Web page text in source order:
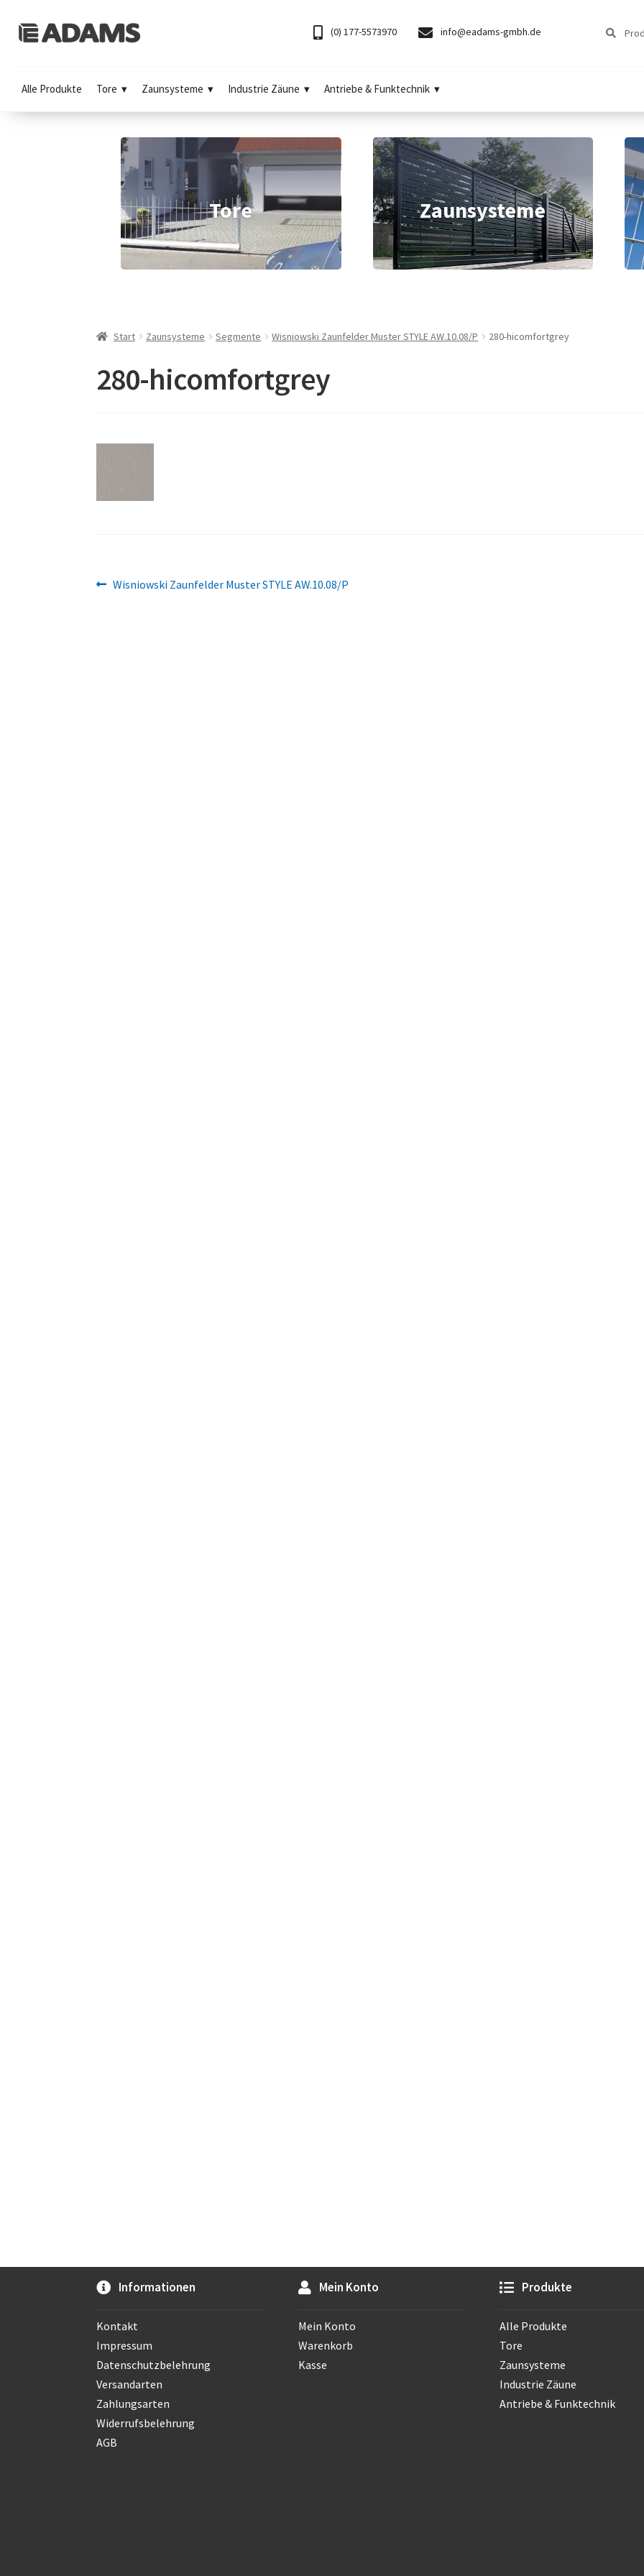
(0) 177-5573970 info@eadams-gmbh.de
nach:
Alle Produkte Tore Zaunsysteme Industrie Zäune Antriebe & Funktechnik
Tore Zaunsysteme
Start Zaunsysteme Segmente Wisniowski Zaunfelder Muster STYLE AW.10.08/P 280-hicomfortgrey
280-hicomfortgrey
Beitragsnavigation
Vorheriger
Wisniowski Zaunfelder Muster STYLE AW.10.08/P
Informationen
Kontakt
Impressum
Datenschutzbelehrung
Versandarten
Zahlungsarten
Widerrufsbelehrung
AGB
Mein Konto
Mein Konto
Warenkorb
Kasse
Produkte
Alle Produkte
Tore
Zaunsysteme
Industrie Zäune
Antriebe & Funktechnik